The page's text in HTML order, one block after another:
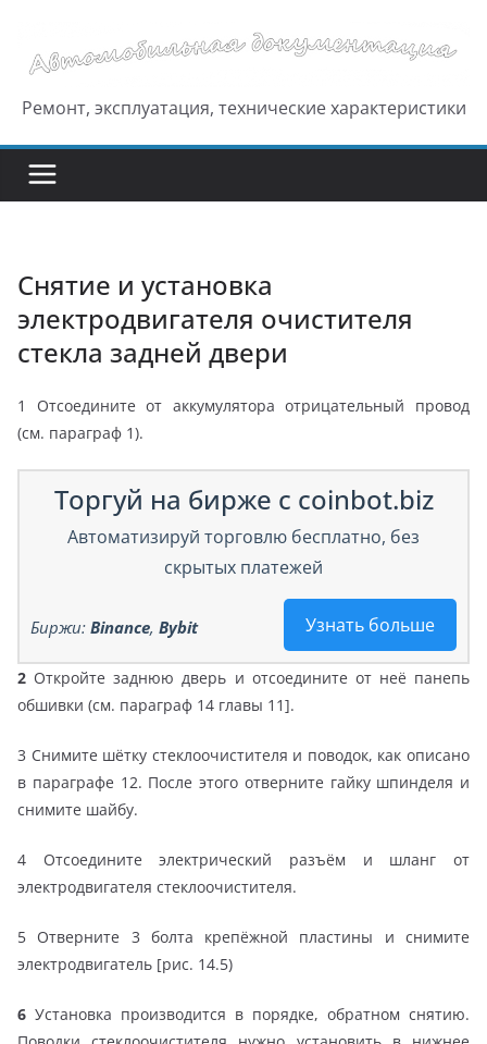
содержимому
Ремонт, эксплуатация, технические характеристики
Снятие и установка
электродвигателя очистителя
стекла задней двери
1 Отсоедините от аккумулятора отрицательный провод
(см. параграф 1).
Торгуй на бирже с coinbot.biz
Автоматизируй торговлю бесплатно, без
скрытых платежей
Узнать больше
Биржи: Binance, Bybit
2 Откройте заднюю дверь и отсоедините от неё панепь
обшивки (см. параграф 14 главы 11].
3 Снимите шётку стеклоочистителя и поводок, как описано
в параграфе 12. После этого отверните гайку шпинделя и
снимите шайбу.
4 Отсоедините электрический разъём и шланг от
электродвигателя стеклоочистителя.
5 Отверните 3 болта крепёжной пластины и снимите
электродвигатель [рис. 14.5)
6 Установка производится в порядке, обратном снятию.